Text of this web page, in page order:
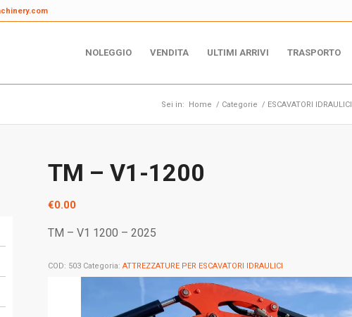
NOLEGGIO VENDITA ULTIMI ARRIVI TRASPORTO
Sei in: Home / Categorie / ESCAVATORI IDRAULICI
TM – V1-1200
€0.00
TM – V1 1200 – 2025
COD: 503 Categoria:ATTREZZATURE PER ESCAVATORI IDRAULICI